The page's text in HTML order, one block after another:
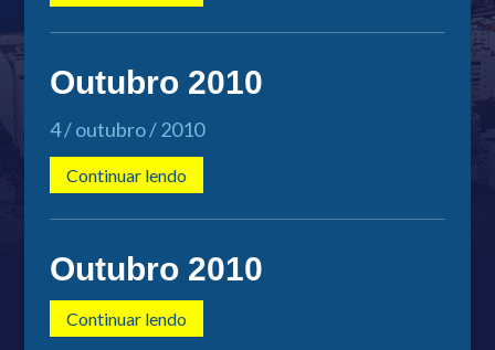
Outubro 2010
4 / outubro / 2010
Continuar lendo
Outubro 2010
Continuar lendo